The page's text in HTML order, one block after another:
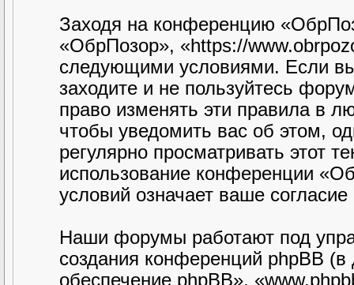
Заходя на конференцию
«ОбрПозор», «https://
следующими условиями. Если
заходите и не пользуйтесь
право изменять эти правила в
чтобы уведомить вас об этом,
регулярно просматривать этот
использование конференции
условий означает ваше
Наши форумы работают под
создания конференций phpBB
обеспечение phpBB»,